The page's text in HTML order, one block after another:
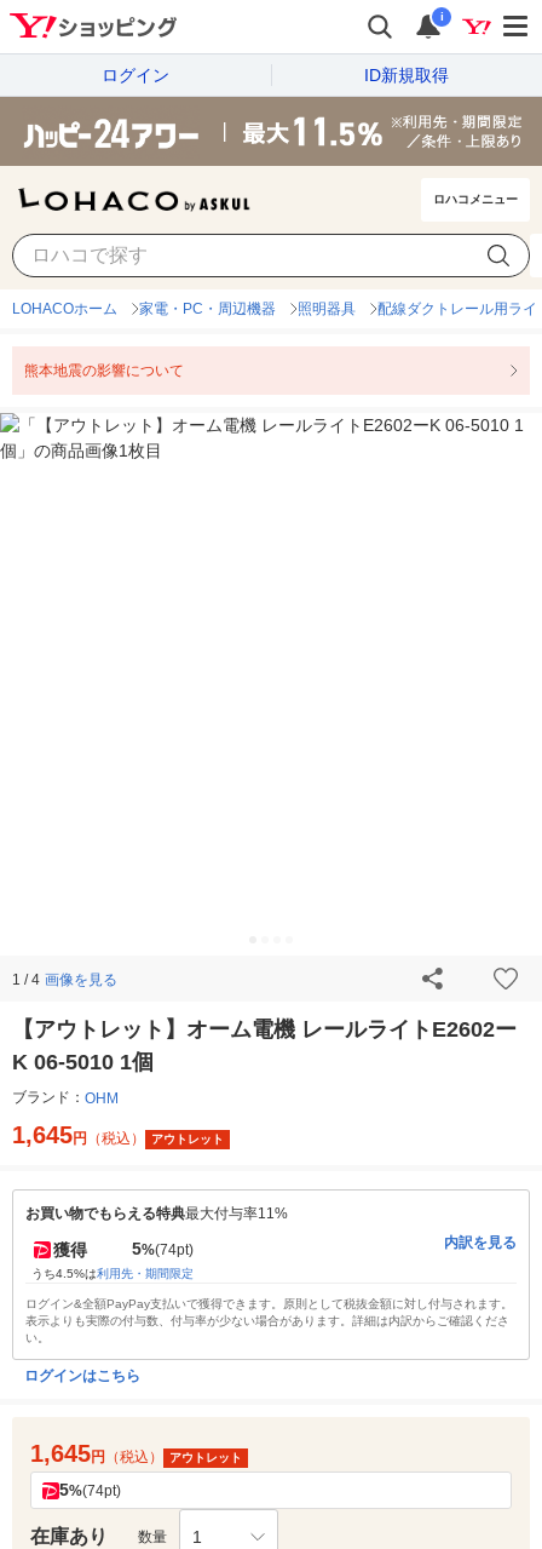
i
ログイン ID新規取得
ロハコメニュー
LOHACOホーム 家電・PC・周辺機器 照明器具 配線ダクトレール用ライ
熊本地震の影響について
1 / 4 画像を見る
【アウトレット】オーム電機 レールライトE2602ー
K 06-5010 1個
ブランド： OHM
1,645円 （税込） アウトレット
お買い物でもらえる特典最大付与率11%
獲得 5%(74pt)
うち4.5%は利用先・期間限定
内訳を見る
ログイン&全額PayPay支払いで獲得できます。原則として税抜金額に対し付与されます。
表示よりも実際の付与数、付与率が少ない場合があります。詳細は内訳からご確認くださ
い。
ログインはこちら
1,645円 （税込） アウトレット
5%(74pt)
在庫あり 数量 1